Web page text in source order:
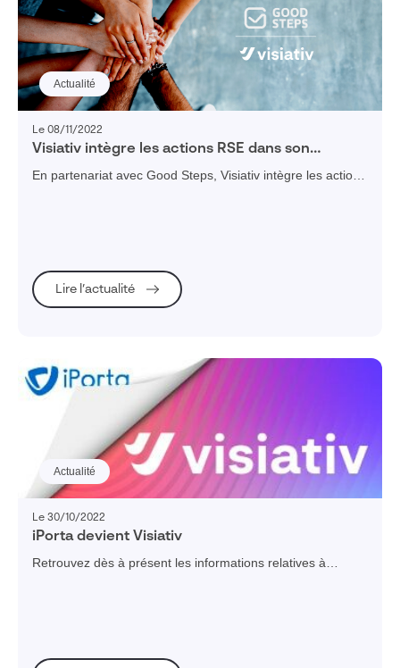
Réinitialiser les filtres
Actualité
Le 08/11/2022
Visiativ intègre les actions RSE dans son
diagnostic de transformation numérique
En partenariat avec Good Steps, Visiativ intègre les actions
Lire l’actualité
Actualité
Le 30/10/2022
iPorta devient Visiativ
Retrouvez dès à présent les informations relatives à